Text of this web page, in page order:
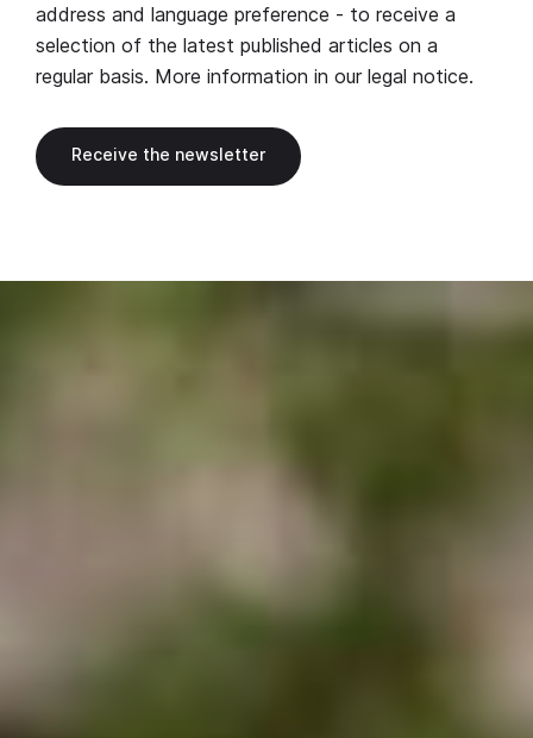
address and language preference - to receive a
selection of the latest published articles on a
regular basis. More information in our legal notice.